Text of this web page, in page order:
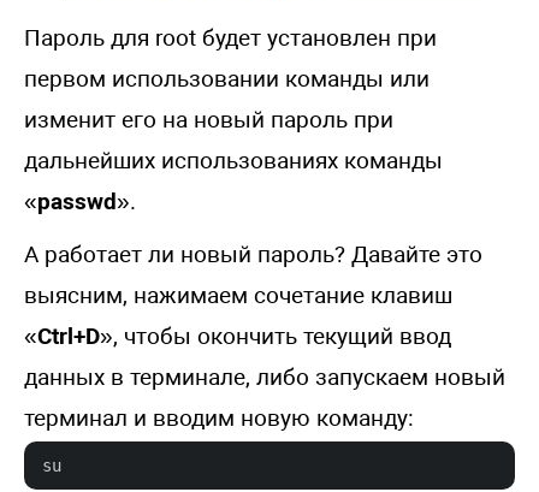
Пароль для root будет установлен при
первом использовании команды или
изменит его на новый пароль при
дальнейших использованиях команды
«passwd».
А работает ли новый пароль? Давайте это
выясним, нажимаем сочетание клавиш
«Ctrl+D», чтобы окончить текущий ввод
данных в терминале, либо запускаем новый
терминал и вводим новую команду:
su